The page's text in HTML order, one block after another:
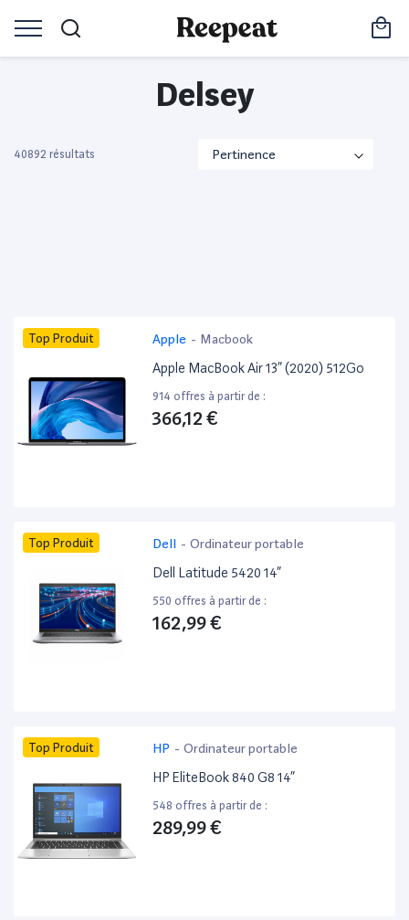
Delsey
40892 résultats
Top Produit Apple - Macbook
Apple MacBook Air 13” (2020) 512Go
914 offres à partir de :
366,12 €
Top Produit Dell - Ordinateur portable
Dell Latitude 5420 14”
550 offres à partir de :
162,99 €
Top Produit HP - Ordinateur portable
HP EliteBook 840 G8 14”
548 offres à partir de :
289,99 €